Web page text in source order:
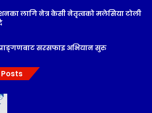
लागि नेत्र केसी नेतृत्वको मलेसिया टोली
प्राङ्गणबाट सरसफाइ अभियान सुरु